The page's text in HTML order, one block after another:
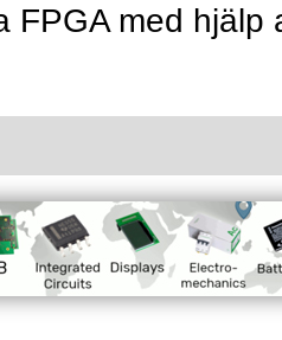
FPGA med hjälp